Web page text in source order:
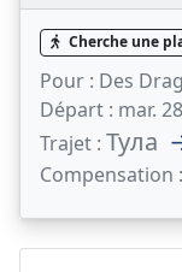
Cherche une
Pour : Des
Départ : mar.
Trajet : Тула
Compensation :